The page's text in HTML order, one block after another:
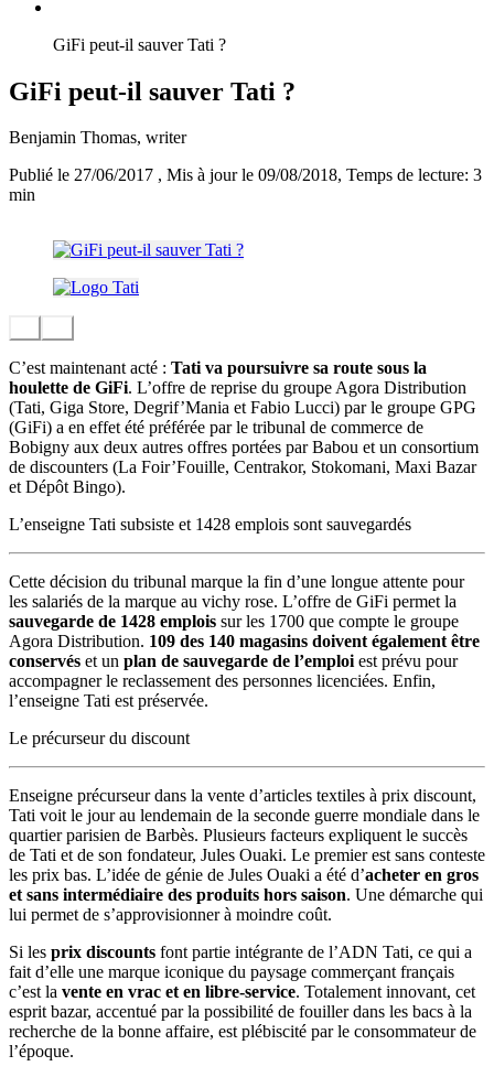
GiFi peut-il sauver Tati ?
GiFi peut-il sauver Tati ?
Benjamin Thomas, writer
Publié le 27/06/2017 , Mis à jour le 09/08/2018, Temps de lecture: 3
min
C’est maintenant acté : Tati va poursuivre sa route sous la
houlette de GiFi. L’offre de reprise du groupe Agora Distribution
(Tati, Giga Store, Degrif’Mania et Fabio Lucci) par le groupe GPG
(GiFi) a en effet été préférée par le tribunal de commerce de
Bobigny aux deux autres offres portées par Babou et un consortium
de discounters (La Foir’Fouille, Centrakor, Stokomani, Maxi Bazar
et Dépôt Bingo).
L’enseigne Tati subsiste et 1428 emplois sont sauvegardés
Cette décision du tribunal marque la fin d’une longue attente pour
les salariés de la marque au vichy rose. L’offre de GiFi permet la
sauvegarde de 1428 emplois sur les 1700 que compte le groupe
Agora Distribution. 109 des 140 magasins doivent également être
conservés et un plan de sauvegarde de l’emploi est prévu pour
accompagner le reclassement des personnes licenciées. Enfin,
l’enseigne Tati est préservée.
Le précurseur du discount
Enseigne précurseur dans la vente d’articles textiles à prix discount,
Tati voit le jour au lendemain de la seconde guerre mondiale dans le
quartier parisien de Barbès. Plusieurs facteurs expliquent le succès
de Tati et de son fondateur, Jules Ouaki. Le premier est sans conteste
les prix bas. L’idée de génie de Jules Ouaki a été d’acheter en gros
et sans intermédiaire des produits hors saison. Une démarche qui
lui permet de s’approvisionner à moindre coût.
Si les prix discounts font partie intégrante de l’ADN Tati, ce qui a
fait d’elle une marque iconique du paysage commerçant français
c’est la vente en vrac et en libre-service. Totalement innovant, cet
esprit bazar, accentué par la possibilité de fouiller dans les bacs à la
recherche de la bonne affaire, est plébiscité par le consommateur de
l’époque.